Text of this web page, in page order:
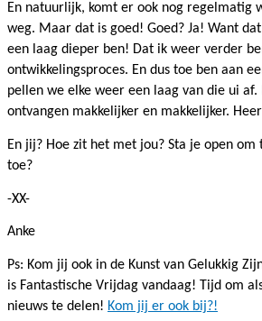
En natuurlijk, komt er ook nog regelmatig
weg. Maar dat is goed! Goed? Ja! Want
een laag dieper ben! Dat ik weer verder
ontwikkelingsproces. En dus toe ben aan
pellen we elke weer een laag van die ui
ontvangen makkelijker en makkelijker.
En jij? Hoe zit het met jou? Sta je open om
toe?
-XX-
Anke
Ps: Kom jij ook in de Kunst van Gelukkig
is Fantastische Vrijdag vandaag! Tijd om
nieuws te delen! Kom jij er ook bij?!